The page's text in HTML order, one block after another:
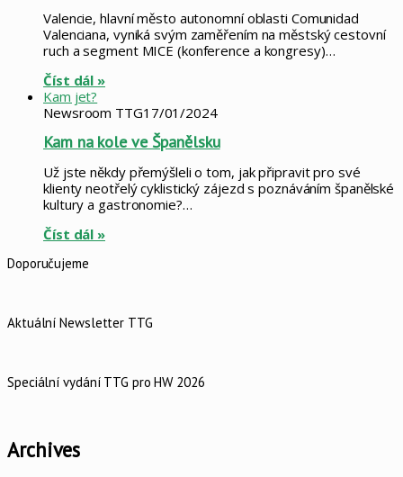
Valencie, hlavní město autonomní oblasti Comunidad
Valenciana, vyniká svým zaměřením na městský cestovní
ruch a segment MICE (konference a kongresy)…
Číst dál »
Kam jet?
Newsroom TTG17/01/2024
Kam na kole ve Španělsku
Už jste někdy přemýšleli o tom, jak připravit pro své
klienty neotřelý cyklistický zájezd s poznáváním španělské
kultury a gastronomie?…
Číst dál »
Doporučujeme
Aktuální Newsletter TTG
Speciální vydání TTG pro HW 2026
Archives